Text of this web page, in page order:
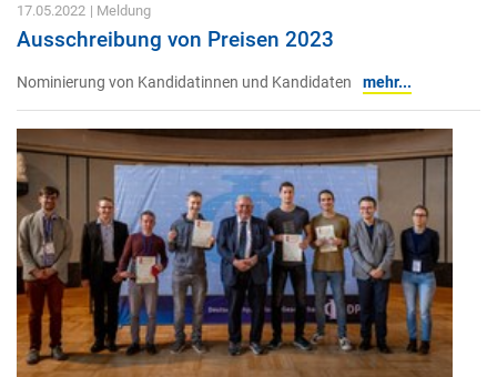
17.05.2022 | Meldung
Ausschreibung von Preisen 2023
Nominierung von Kandidatinnen und Kandidaten mehr...